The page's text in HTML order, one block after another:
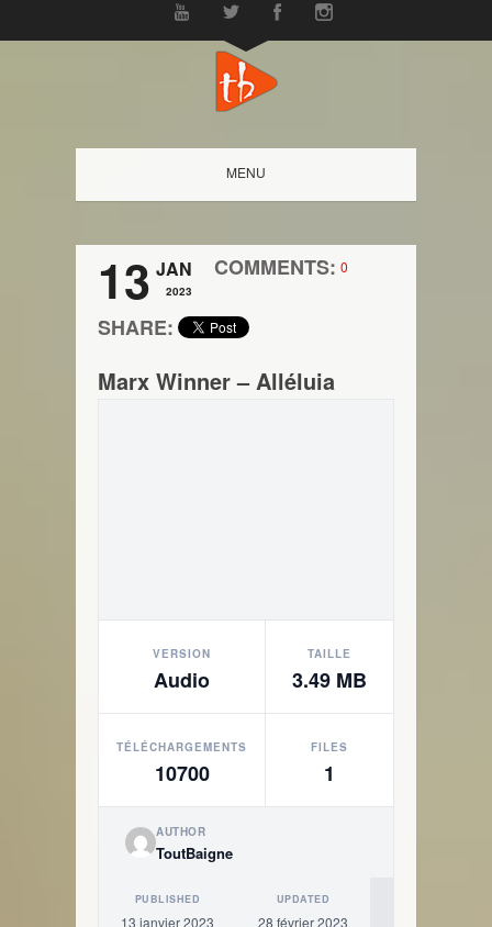
MENU
13 JAN
2023
COMMENTS: 0
SHARE:
Marx Winner – Alléluia
VERSION
Audio
TAILLE
3.49 MB
TÉLÉCHARGEMENTS
10700
FILES
1
AUTHOR
ToutBaigne
PUBLISHED
13 janvier 2023
UPDATED
28 février 2023